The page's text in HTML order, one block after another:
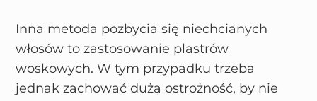
Inna metoda pozbycia się niechcianych
włosów to zastosowanie plastrów
woskowych. W tym przypadku trzeba
jednak zachować dużą ostrożność, by nie